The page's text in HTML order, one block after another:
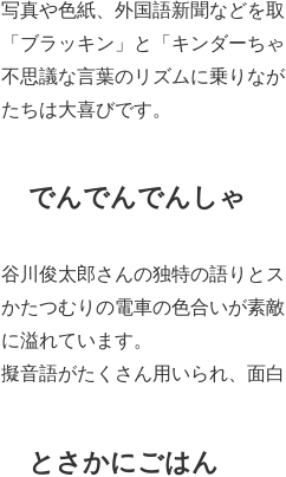
写真や色紙、外国語新聞などを
「ブラッキン」と「キンダーち
不思議な言葉のリズムに乗りな
たちは大喜びです。
でんでんでんしゃ
谷川俊太郎さんの独特の語りと
かたつむりの電車の色合いが素
に溢れています。
擬音語がたくさん用いられ、面
とさかにごはん